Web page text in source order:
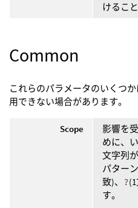
けるこ
Common
これらのパラメータのいくつ
用できない場合があります。
Scope
影響を
めに、
文字列
パター
致)、
?
す。